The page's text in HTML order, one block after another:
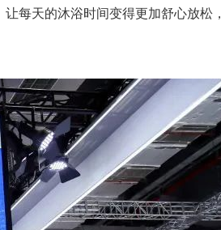
每天的沐浴时间变得更加舒心放松